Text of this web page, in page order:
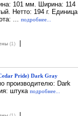
101 мм. Ширина: 114
Нетто: 194 г. Единица
... подробнее...
(1)
Pride) Dark Gray
производителю: Dark
штука подробнее...